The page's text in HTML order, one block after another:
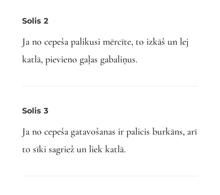
Solis 2
Ja no cepeša palikusi mērcīte, to izkāš un lej
katlā, pievieno gaļas gabaliņus.
Solis 3
Ja no cepeša gatavošanas ir palicis burkāns, arī
to sīki sagriež un liek katlā.